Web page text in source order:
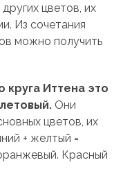
цветов, их
Из сочетания
можно получить
круга Иттена это
Они
цветов, их
+ желтый =
Красный